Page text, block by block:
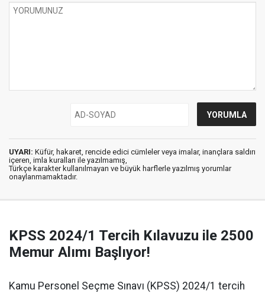
UYARI: Küfür, hakaret, rencide edici cümleler veya imalar, inançlara saldırı
içeren, imla kuralları ile yazılmamış,
Türkçe karakter kullanılmayan ve büyük harflerle yazılmış yorumlar
onaylanmamaktadır.
KPSS 2024/1 Tercih Kılavuzu ile 2500
Memur Alımı Başlıyor!
Kamu Personel Seçme Sınavı (KPSS) 2024/1 tercih